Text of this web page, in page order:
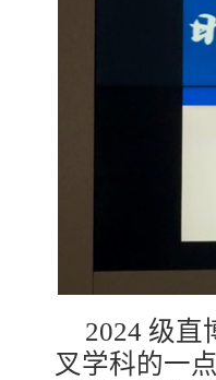
2024 级直
叉学科的一